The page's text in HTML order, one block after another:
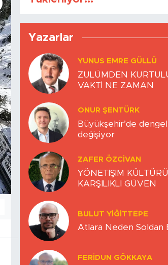
Yazarlar
YUNUS EMRE GÜLLÜ
ZULÜMDEN
VAKTİ NE ZAMAN
ONUR ŞENTÜRK
Büyükşehir’de
değişiyor
ZAFER ÖZCIVAN
YÖNETİŞİM
KARŞILIKLI GÜVEN
BULUT YİĞİTTEPE
Atlara Neden Soldan
FERIDUN GÖKKAYA